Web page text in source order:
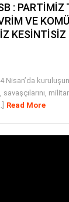
: PARTİMİZ
VE
KESİNTİSİZ
Nisan’da
Read More